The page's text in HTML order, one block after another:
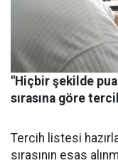
"Hiçbir şekilde
sırasına göre
Tercih listesi
sırasının esas